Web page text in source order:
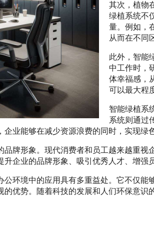
其次，植物
绿植系统不
量。例如，
从而在不同
此外，智能
中工作时，
体幸福感，
可以最大程
智能绿植系
系统则通过
业能够在减少资源浪费的同时，实现绿
品牌形象。现代消费者和员工越来越重
企业的品牌形象、吸引优秀人才、增强
公环境中的应用具有多重益处。它不仅
优势。随着科技的发展和人们环保意识